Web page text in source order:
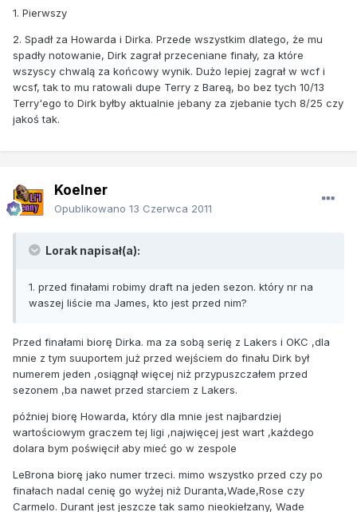
1. Pierwszy
2. Spadł za Howarda i Dirka. Przede wszystkim dlatego, że mu
spadły notowanie, Dirk zagrał przeceniane finały, za które
wszyscy chwalą za końcowy wynik. Dużo lepiej zagrał w wcf i
wcsf, tak to mu ratowali dupe Terry z Bareą, bo bez tych 10/13
Terry'ego to Dirk byłby aktualnie jebany za zjebanie tych 8/25 czy
jakoś tak.
Koelner
Opublikowano 13 Czerwca 2011
Lorak napisał(a):
1. przed finałami robimy draft na jeden sezon. który nr na
waszej liście ma James, kto jest przed nim?
Przed finałami biorę Dirka. ma za sobą serię z Lakers i OKC ,dla
mnie z tym suuportem już przed wejściem do finału Dirk był
numerem jeden ,osiągnął więcej niż przypuszczałem przed
sezonem ,ba nawet przed starciem z Lakers.
później biorę Howarda, który dla mnie jest najbardziej
wartościowym graczem tej ligi ,najwięcej jest wart ,każdego
dolara bym poświęcił aby mieć go w zespole
LeBrona biorę jako numer trzeci. mimo wszystko przed czy po
finałach nadal cenię go wyżej niż Duranta,Wade,Rose czy
Carmelo. Durant jest jeszcze tak samo nieokiełzany, Wade